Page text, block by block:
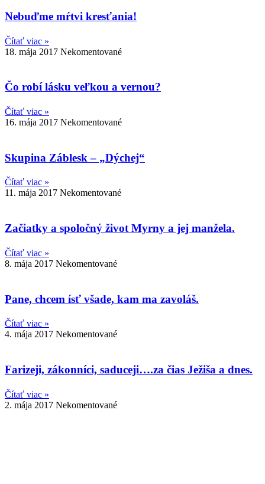
Nebuďme mŕtvi kresťania!
Čítať viac »
18. mája 2017 Nekomentované
Čo robí lásku veľkou a vernou?
Čítať viac »
16. mája 2017 Nekomentované
Skupina Záblesk – „Dýchej“
Čítať viac »
11. mája 2017 Nekomentované
Začiatky a spoločný život Myrny a jej manžela.
Čítať viac »
8. mája 2017 Nekomentované
Pane, chcem ísť všade, kam ma zavoláš.
Čítať viac »
4. mája 2017 Nekomentované
Farizeji, zákonníci, saduceji….za čias Ježiša a dnes.
Čítať viac »
2. mája 2017 Nekomentované